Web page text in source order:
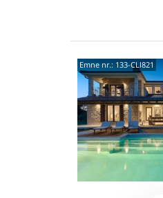
Emne nr.: 133-CLI821